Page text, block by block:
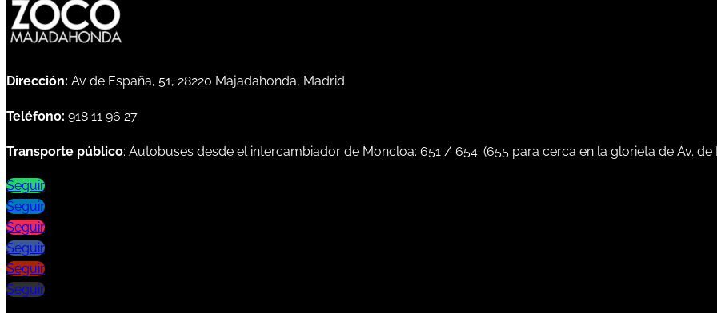
Dirección: Av de España, 51, 28220 Majadahonda, Madrid
Teléfono: 918 11 96 27
Transporte público: Autobuses desde el intercambiador de Moncloa: 651 / 654. (655 para cerca en la glorieta de Av. de
Seguir
Seguir
Seguir
Seguir
Seguir
Seguir